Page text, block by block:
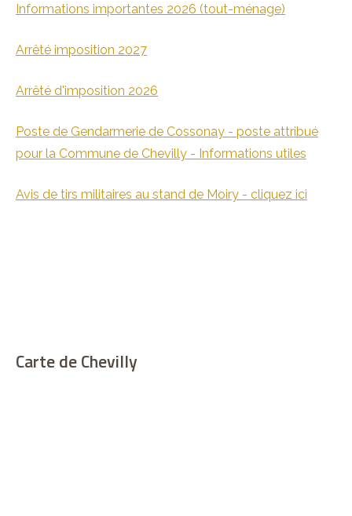
Informations importantes 2026 (tout-ménage)
Arrêté imposition 2027
Arrêté d'imposition 2026
Poste de Gendarmerie de Cossonay - poste attribué
pour la Commune de Chevilly - Informations utiles
Avis de tirs militaires au stand de Moiry - cliquez ici
Carte de Chevilly